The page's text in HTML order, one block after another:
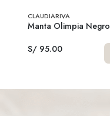
CLAUDIARIVA
Manta Olimpia Negro
S/ 95.00